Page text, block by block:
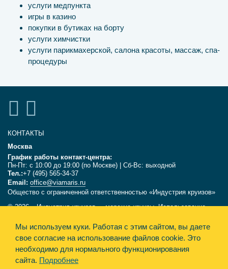
услуги медпункта
игры в казино
покупки в бутиках на борту
услуги химчистки
услуги парикмахерской, салона красоты, массаж, спа-
процедуры
КОНТАКТЫ
Москва
График работы контакт-центра:
Пн-Пт: с 10:00 до 19:00 (по Москве) | Сб-Вс: выходной
Тел.:+7 (495) 565-34-37
Email: office@viamaris.ru
Общество с ограниченной ответственностью «Индустрия круизов»
© 2026, «Индустрия круизов» - морские круизы. Использование
разрешения компании «Индустрия круизов». Информация,
размещённая на сайте, несёт справочный характер и не является
офертой.
Политика конфиденциальности
Мы используем куки. Работая с этим сайтом, вы даете
свое согласие на использование файлов cookie. Это
необходимо для нормального функционирования
сайта. Подробнее